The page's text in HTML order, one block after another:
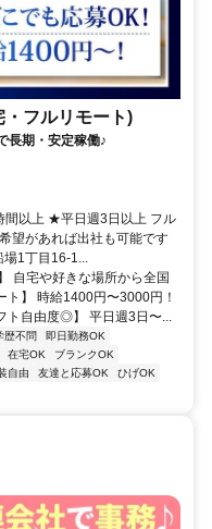
フルリモート)
長期・安定稼働♪
以上 ★平日週3日以上 フル
望があれば出社も可能です
場1丁目16-1...
自宅や好きな場所から全国
ト】 時給1400円〜3000円！
ト自由度◎】 平日週3日〜...
歴不問
即日勤務OK
在宅OK
ブランクOK
自由 友達と応募OK
ひげOK